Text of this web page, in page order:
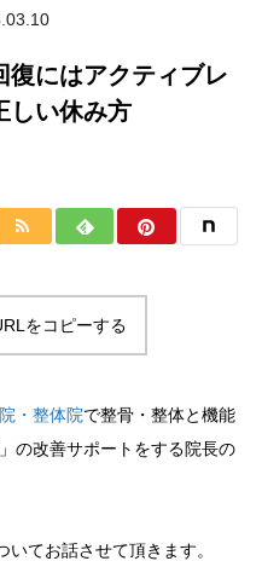
復にはアクティブレ
しい休み方
をコピーする
・整体院で整骨・整体と機能
の改善サポートをする院長の
いてお話させて頂きます。